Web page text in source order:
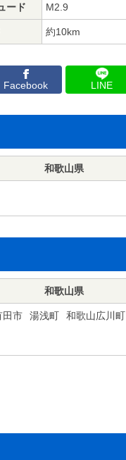
ード M2.9
約10km
Facebook LINE
和歌山県
和歌山県
田市 湯浅町 和歌山広川町